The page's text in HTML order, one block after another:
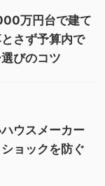
万円台で建て
さず予算内で
びのコツ
ウスメーカー
ョックを防ぐ